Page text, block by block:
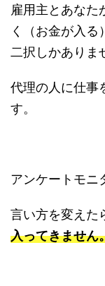
雇用主とあなた
く（お金が入
二択しかありま
代理の人に仕事
す。
アンケートモニ
言い方を変えた
入ってきません